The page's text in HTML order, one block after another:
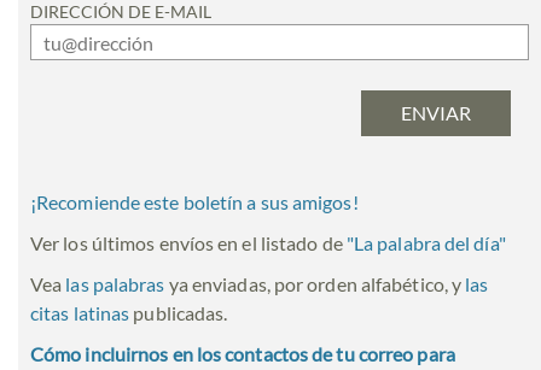
DIRECCIÓN DE E-MAIL
¡Recomiende este boletín a sus amigos!
Ver los últimos envíos en el listado de "La palabra del día"
Vea las palabras ya enviadas, por orden alfabético, y las
citas latinas publicadas.
Cómo incluirnos en los contactos de tu correo para